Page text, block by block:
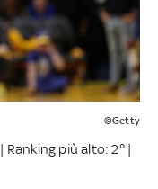
©Getty
| Ranking più alto: 2° |